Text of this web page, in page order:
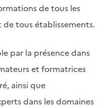
de tous les
tous établissements.
par la présence dans
et formatrices
ainsi que
dans les domaines